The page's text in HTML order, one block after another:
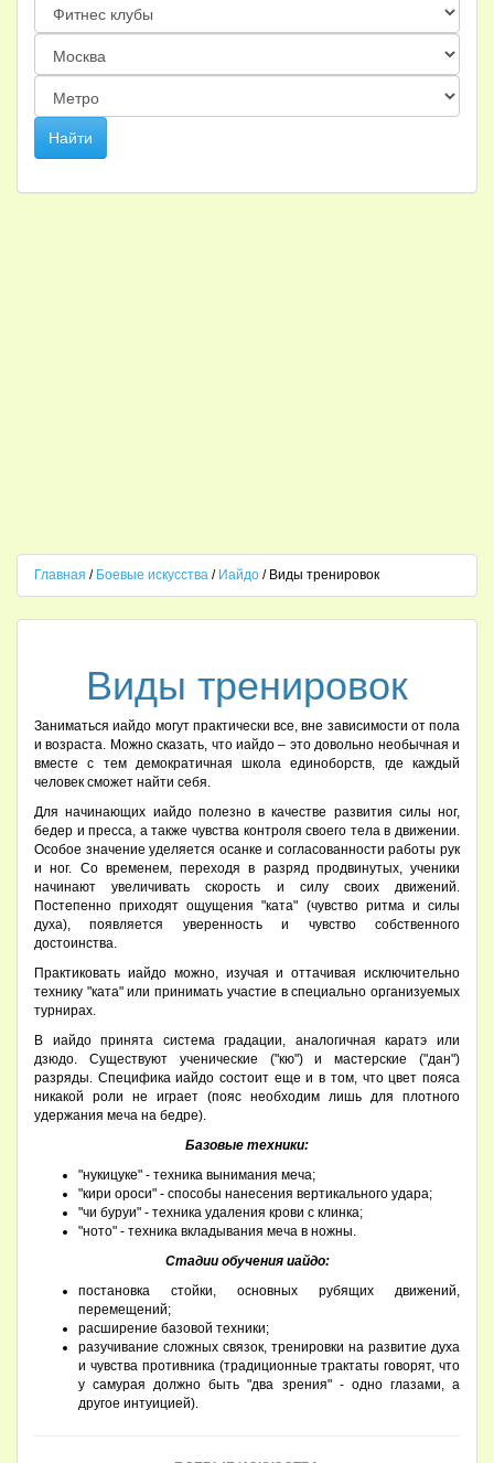
Главная / Боевые искусства / Иайдо / Виды тренировок
Виды тренировок
Заниматься иайдо могут практически все, вне зависимости от пола
и возраста. Можно сказать, что иайдо – это довольно необычная и
вместе с тем демократичная школа единоборств, где каждый
человек сможет найти себя.
Для начинающих иайдо полезно в качестве развития силы ног,
бедер и пресса, а также чувства контроля своего тела в движении.
Особое значение уделяется осанке и согласованности работы рук
и ног. Со временем, переходя в разряд продвинутых, ученики
начинают увеличивать скорость и силу своих движений.
Постепенно приходят ощущения "ката" (чувство ритма и силы
духа), появляется уверенность и чувство собственного
достоинства.
Практиковать иайдо можно, изучая и оттачивая исключительно
технику "ката" или принимать участие в специально организуемых
турнирах.
В иайдо принята система градации, аналогичная каратэ или
дзюдо. Существуют ученические ("кю") и мастерские ("дан")
разряды. Специфика иайдо состоит еще и в том, что цвет пояса
никакой роли не играет (пояс необходим лишь для плотного
удержания меча на бедре).
Базовые техники:
"нукицуке" - техника вынимания меча;
"кири ороси" - способы нанесения вертикального удара;
"чи буруи" - техника удаления крови с клинка;
"ното" - техника вкладывания меча в ножны.
Стадии обучения иайдо:
постановка стойки, основных рубящих движений,
перемещений;
расширение базовой техники;
разучивание сложных связок, тренировки на развитие духа
и чувства противника (традиционные трактаты говорят, что
у самурая должно быть "два зрения" - одно глазами, а
другое интуицией).